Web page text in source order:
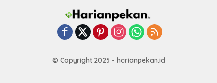
© Copyright 2025 - harianpekan.id